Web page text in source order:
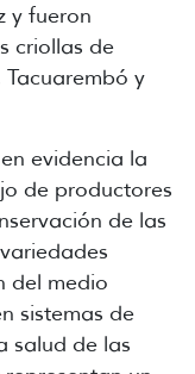
y fueron
criollas de
Tacuarembó y
evidencia la
de productores
de las
del medio
sistemas de
salud de las